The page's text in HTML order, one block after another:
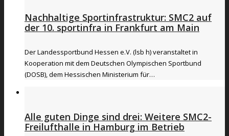
Nachhaltige Sportinfrastruktur: SMC2 auf
der 10. sportinfra in Frankfurt am Main
Der Landessportbund Hessen e.V. (lsb h) veranstaltet in
Kooperation mit dem Deutschen Olympischen Sportbund
(DOSB), dem Hessischen Ministerium für…
Alle guten Dinge sind drei: Weitere SMC2-
Freilufthalle in Hamburg im Betrieb